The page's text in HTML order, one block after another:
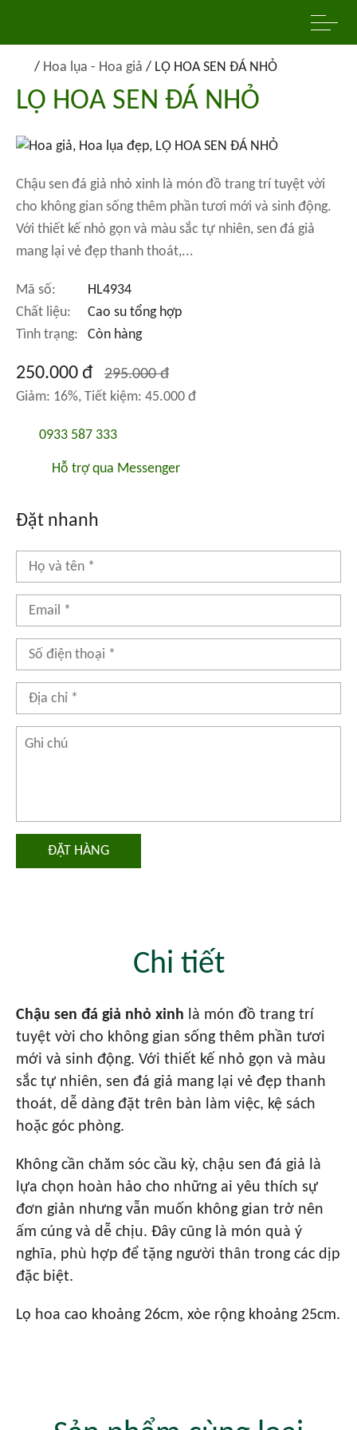
/ Hoa lụa - Hoa giả / LỌ HOA SEN ĐÁ NHỎ
LỌ HOA SEN ĐÁ NHỎ
Chậu sen đá giả nhỏ xinh là món đồ trang trí tuyệt vời
cho không gian sống thêm phần tươi mới và sinh động.
Với thiết kế nhỏ gọn và màu sắc tự nhiên, sen đá giả
mang lại vẻ đẹp thanh thoát,...
Mã số:
HL4934
Chất liệu:
Cao su tổng hợp
Tình trạng:
Còn hàng
250.000 đ 295.000 đ
Giảm: 16%, Tiết kiệm: 45.000 đ
0933 587 333
Hỗ trợ qua Messenger
Đặt nhanh
ĐẶT HÀNG
Chi tiết
Chậu sen đá giả nhỏ xinh là món đồ trang trí
tuyệt vời cho không gian sống thêm phần tươi
mới và sinh động. Với thiết kế nhỏ gọn và màu
sắc tự nhiên, sen đá giả mang lại vẻ đẹp thanh
thoát, dễ dàng đặt trên bàn làm việc, kệ sách
hoặc góc phòng.
Không cần chăm sóc cầu kỳ, chậu sen đá giả là
lựa chọn hoàn hảo cho những ai yêu thích sự
đơn giản nhưng vẫn muốn không gian trở nên
ấm cúng và dễ chịu. Đây cũng là món quà ý
nghĩa, phù hợp để tặng người thân trong các dịp
đặc biệt.
Lọ hoa cao khoảng 26cm, xòe rộng khoảng 25cm.